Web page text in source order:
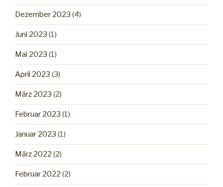
Dezember 2023 (4)
Juni 2023 (1)
Mai 2023 (1)
April 2023 (3)
März 2023 (2)
Februar 2023 (1)
Januar 2023 (1)
März 2022 (2)
Februar 2022 (2)